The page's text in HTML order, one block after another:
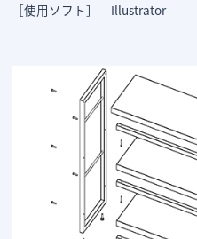
［使用ソフト］ Illustrator